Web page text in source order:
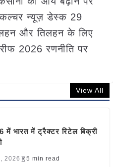
न्यूज़ डेस्क 29
और तिलहन के लिए
2026 रणनीति पर
View All
में भारत में ट्रैक्टर रिटेल बिक्री
2026 5 min read